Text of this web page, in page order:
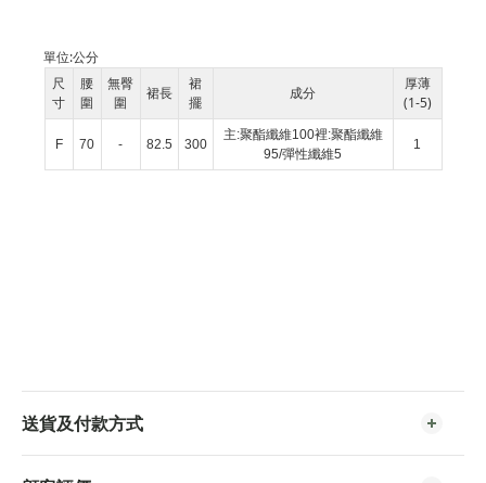
單位:公分
尺
寸
腰
圍
無臀
圍
裙長
裙
擺
成分
厚薄
(1-5)
F 70 - 82.5 300
主:聚酯纖維100裡:聚酯纖維
95/彈性纖維5
1
送貨及付款方式